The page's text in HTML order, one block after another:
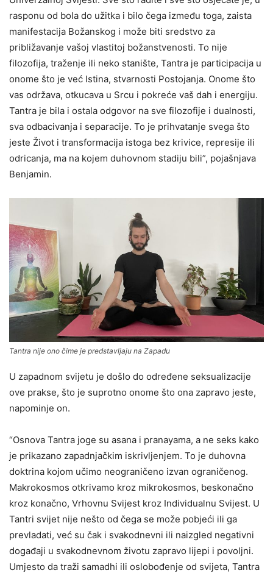
rasponu od bola do užitka i bilo čega između toga, zaista
manifestacija Božanskog i može biti sredstvo za
približavanje vašoj vlastitoj božanstvenosti. To nije
filozofija, traženje ili neko stanište, Tantra je participacija u
onome što je već Istina, stvarnosti Postojanja. Onome što
vas održava, otkucava u Srcu i pokreće vaš dah i energiju.
Tantra je bila i ostala odgovor na sve filozofije i dualnosti,
sva odbacivanja i separacije. To je prihvatanje svega što
jeste Život i transformacija istoga bez krivice, represije ili
odricanja, ma na kojem duhovnom stadiju bili”, pojašnjava
Benjamin.
Tantra nije ono čime je predstavljaju na Zapadu
U zapadnom svijetu je došlo do određene seksualizacije
ove prakse, što je suprotno onome što ona zapravo jeste,
napominje on.
“Osnova Tantra joge su asana i pranayama, a ne seks kako
je prikazano zapadnjačkim iskrivljenjem. To je duhovna
doktrina kojom učimo neograničeno izvan ograničenog.
Makrokosmos otkrivamo kroz mikrokosmos, beskonačno
kroz konačno, Vrhovnu Svijest kroz Individualnu Svijest. U
Tantri svijet nije nešto od čega se može pobjeći ili ga
prevladati, već su čak i svakodnevni ili naizgled negativni
događaji u svakodnevnom životu zapravo lijepi i povoljni.
Umjesto da traži samadhi ili oslobođenje od svijeta, Tantra